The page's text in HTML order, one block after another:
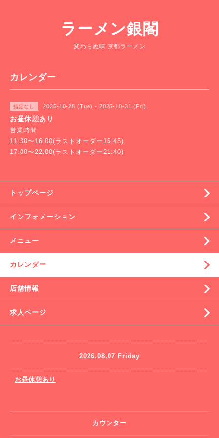
ラーメン銀閣
変わらぬ味 京都ラーメン
カレンダー
指定なし 2025-10-28 (Tue) - 2025-10-31 (Fri)
お昼休憩あり
営業時間
11:30〜16:00(ラストオーダー15:45)
17:00〜22:00(ラストオーダー21:40)
トップページ
インフォメーション
メニュー
カレンダー
店舗情報
求人ページ
2026.08.07 Friday
お昼休憩あり
カウンター